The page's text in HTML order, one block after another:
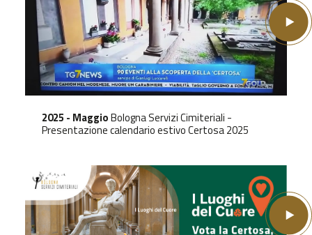
2025 - MaggioBologna Servizi Cimiteriali -
Presentazione calendario estivo Certosa 2025